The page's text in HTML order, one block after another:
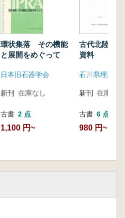
環状集落 その機能
と展開をめぐって
日本旧石器学会
新刊 在庫なし
古書 2 点
1,100 円~
古代北陸と
資料
新刊 在庫なし
古書 6 点
980 円~